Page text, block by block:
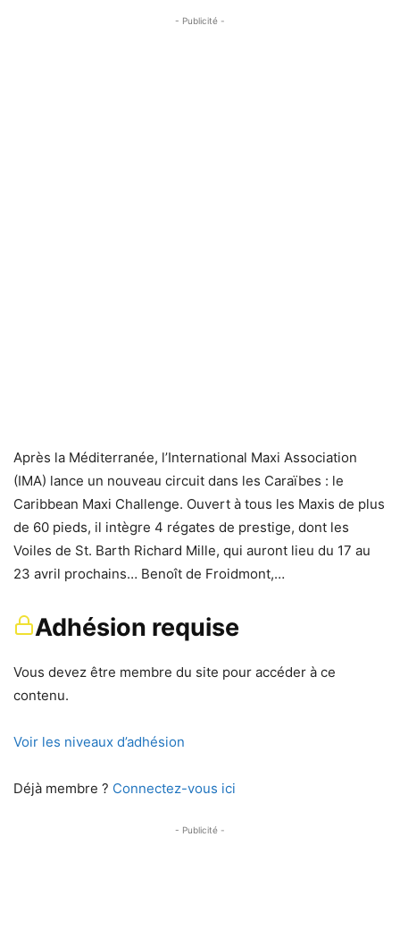
- Publicité -
Après la Méditerranée, l’International Maxi Association
(IMA) lance un nouveau circuit dans les Caraïbes : le
Caribbean Maxi Challenge. Ouvert à tous les Maxis de plus
de 60 pieds, il intègre 4 régates de prestige, dont les
Voiles de St. Barth Richard Mille, qui auront lieu du 17 au
23 avril prochains… Benoît de Froidmont,…
Adhésion requise
Vous devez être membre du site pour accéder à ce
contenu.
Voir les niveaux d’adhésion
Déjà membre ? Connectez-vous ici
- Publicité -